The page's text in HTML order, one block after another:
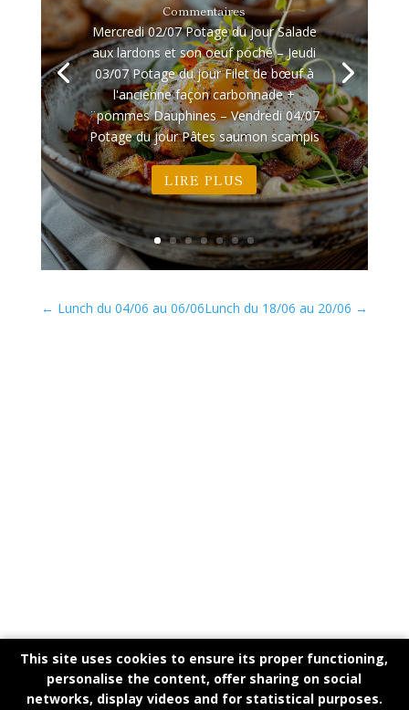
Commentaires
Mercredi 02/07 Potage du jour Salade
aux lardons et son oeuf poché – Jeudi
03/07 Potage du jour Filet de bœuf à
l'ancienne façon carbonnade +
¨pommes Dauphines – Vendredi 04/07
Potage du jour Pâtes saumon scampis
LIRE PLUS
← Lunch du 04/06 au 06/06Lunch du 18/06 au 20/06 →
This site uses cookies to ensure its proper functioning,
personalise the content, offer sharing on social
networks, display videos and for statistical purposes.